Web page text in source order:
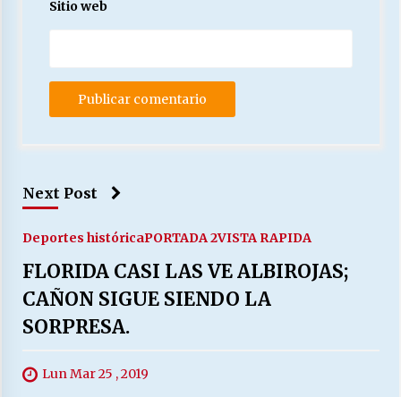
Sitio web
Next Post
Deportes históricaPORTADA 2VISTA RAPIDA
FLORIDA CASI LAS VE ALBIROJAS;
CAÑON SIGUE SIENDO LA
SORPRESA.
Lun Mar 25 , 2019